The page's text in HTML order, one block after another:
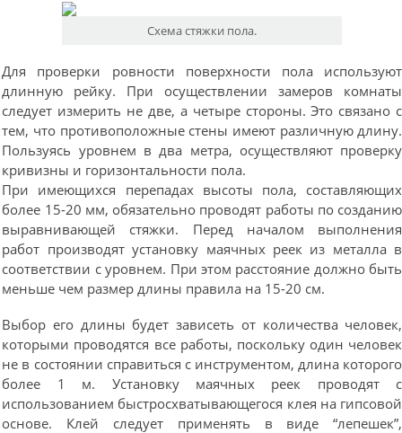
Схема стяжки пола.
Для проверки ровности поверхности пола используют
длинную рейку. При осуществлении замеров комнаты
следует измерить не две, а четыре стороны. Это связано с
тем, что противоположные стены имеют различную длину.
Пользуясь уровнем в два метра, осуществляют проверку
кривизны и горизонтальности пола.
При имеющихся перепадах высоты пола, составляющих
более 15-20 мм, обязательно проводят работы по созданию
выравнивающей стяжки. Перед началом выполнения
работ производят установку маячных реек из металла в
соответствии с уровнем. При этом расстояние должно быть
меньше чем размер длины правила на 15-20 см.
Выбор его длины будет зависеть от количества человек,
которыми проводятся все работы, поскольку один человек
не в состоянии справиться с инструментом, длина которого
более 1 м. Установку маячных реек проводят с
использованием быстросхватывающегося клея на гипсовой
основе. Клей следует применять в виде “лепешек”,